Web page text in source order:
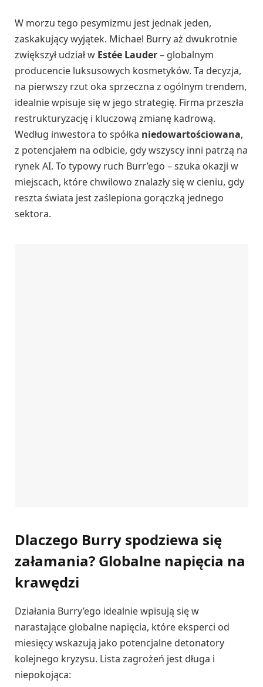
W morzu tego pesymizmu jest jednak jeden,
zaskakujący wyjątek. Michael Burry aż dwukrotnie
zwiększył udział w Estée Lauder– globalnym
producencie luksusowych kosmetyków. Ta decyzja,
na pierwszy rzut oka sprzeczna z ogólnym trendem,
idealnie wpisuje się w jego strategię. Firma przeszła
restrukturyzację i kluczową zmianę kadrową.
Według inwestora to spółka niedowartościowana,
z potencjałem na odbicie, gdy wszyscy inni patrzą na
rynek AI. To typowy ruch Burr’ego – szuka okazji w
miejscach, które chwilowo znalazły się w cieniu, gdy
reszta świata jest zaślepiona gorączką jednego
sektora.
Dlaczego Burry spodziewa się
załamania? Globalne napięcia na
krawędzi
Działania Burry’ego idealnie wpisują się w
narastające globalne napięcia, które eksperci od
miesięcy wskazują jako potencjalne detonatory
kolejnego kryzysu. Lista zagrożeń jest długa i
niepokojąca: